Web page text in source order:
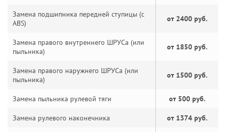
Замена подшипника передней ступицы (с
ABS)
от 2400 руб.
Замена правого внутреннего ШРУСа (или
пыльника)
от 1850 руб.
Замена правого наружнего ШРУСа (или
пыльника)
от 1500 руб.
Замена пыльника рулевой тяги от 500 руб.
Замена рулевого наконечника от 1374 руб.